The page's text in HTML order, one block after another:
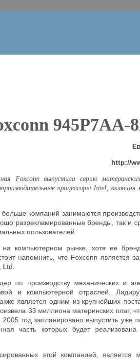
945P7AA-
http://
Foxconnвыпустила серию
процессоры Intel , включая
компаний занимаются
разрекламированные бренды, так и
пользователей.
на компьютерном рынке, хотя ее
напомнить, что Foxconn является
производству механических и
и компьютерной отраслей.
является одним из крупнейших
33 миллиона материнских плат,
год запланировано выпустить уже
часть которых будет
этой компанией, является